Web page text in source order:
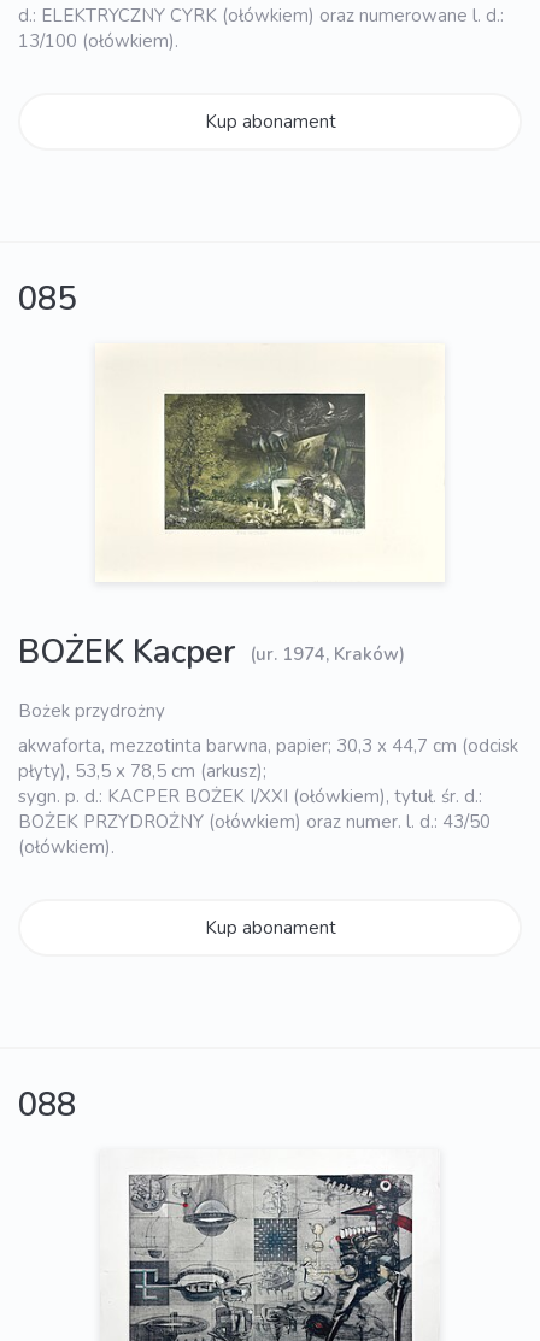
d.: ELEKTRYCZNY CYRK (ołówkiem) oraz numerowane l. d.:
13/100 (ołówkiem).
Kup abonament
085
BOŻEK Kacper (ur. 1974, Kraków)
Bożek przydrożny
akwaforta, mezzotinta barwna, papier; 30,3 x 44,7 cm (odcisk
płyty), 53,5 x 78,5 cm (arkusz);
sygn. p. d.: KACPER BOŻEK I/XXI (ołówkiem), tytuł. śr. d.:
BOŻEK PRZYDROŻNY (ołówkiem) oraz numer. l. d.: 43/50
(ołówkiem).
Kup abonament
088